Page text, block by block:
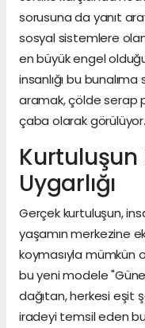
sorusuna da yanıt
sosyal sistemlere olan
en büyük engel
insanlığı bu
aramak, çölde serap
çaba olarak görülüyor.
Kurtuluşun
Uygarlığı
Gerçek kurtuluşun,
yaşamın merkezine
koymasıyla mümkün
bu yeni modele "Güneş
dağıtan, herkesi eşit
iradeyi temsil eden